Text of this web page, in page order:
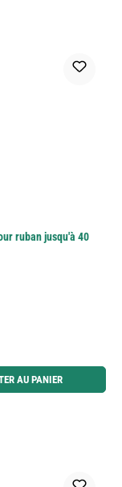
ruban jusqu'à 40
pour augmenter ou
AU PANIER